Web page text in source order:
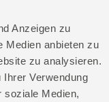
Anzeigen zu
Medien anbieten zu
zu analysieren.
Verwendung
soziale Medien,
3,3 kg
3,6 kg
4015671209313
94630